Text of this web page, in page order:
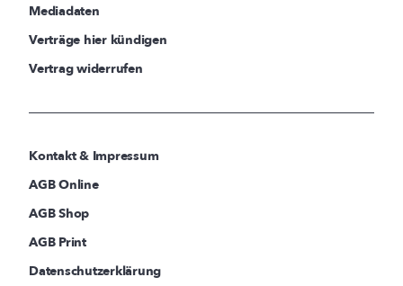
Mediadaten
Verträge hier kündigen
Vertrag widerrufen
Kontakt & Impressum
AGB Online
AGB Shop
AGB Print
Datenschutzerklärung